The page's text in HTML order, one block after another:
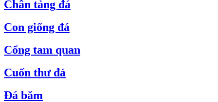
Chân tảng đá
Con giống đá
Cổng tam quan
Cuốn thư đá
Đá băm